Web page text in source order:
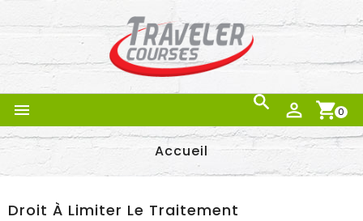
 0


Accueil
Droit À Limiter Le Traitement